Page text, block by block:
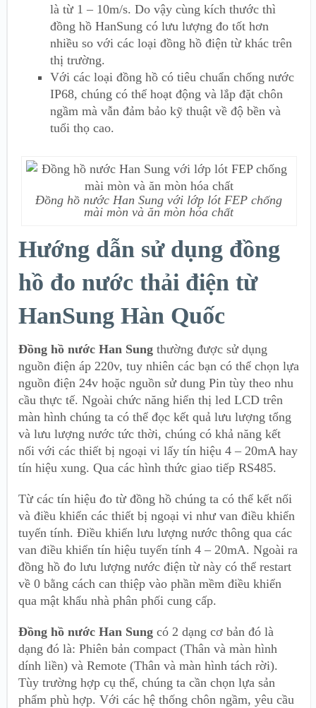
là từ 1 – 10m/s. Do vậy cùng kích thước thì
đồng hồ HanSung có lưu lượng đo tốt hơn
nhiều so với các loại đồng hồ điện từ khác trên
thị trường.
Với các loại đồng hồ có tiêu chuẩn chống nước
IP68, chúng có thể hoạt động và lắp đặt chôn
ngầm mà vẫn đảm bảo kỹ thuật về độ bền và
tuổi thọ cao.
Đồng hồ nước Han Sung với lớp lót FEP chống
mài mòn và ăn mòn hóa chất
Hướng dẫn sử dụng đồng
hồ đo nước thải điện từ
HanSung Hàn Quốc
Đồng hồ nước Han Sung thường được sử dụng
nguồn điện áp 220v, tuy nhiên các bạn có thể chọn lựa
nguồn điện 24v hoặc nguồn sử dung Pin tùy theo nhu
cầu thực tế. Ngoài chức năng hiển thị led LCD trên
màn hình chúng ta có thể đọc kết quả lưu lượng tổng
và lưu lượng nước tức thời, chúng có khả năng kết
nối với các thiết bị ngoại vi lấy tín hiệu 4 – 20mA hay
tín hiệu xung. Qua các hình thức giao tiếp RS485.
Từ các tín hiệu đo từ đồng hồ chúng ta có thể kết nối
và điều khiển các thiết bị ngoại vi như van điều khiển
tuyến tính. Điều khiển lưu lượng nước thông qua các
van điều khiển tín hiệu tuyến tính 4 – 20mA. Ngoài ra
đồng hồ đo lưu lượng nước điện từ này có thể restart
về 0 bằng cách can thiệp vào phần mềm điều khiển
qua mật khẩu nhà phân phối cung cấp.
Đồng hồ nước Han Sung có 2 dạng cơ bản đó là
dạng đó là: Phiên bản compact (Thân và màn hình
dính liền) và Remote (Thân và màn hình tách rời).
Tùy trường hợp cụ thể, chúng ta cần chọn lựa sản
phẩm phù hợp. Với các hệ thống chôn ngầm, yêu cầu